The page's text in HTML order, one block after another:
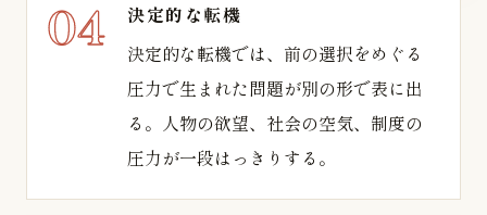
決定的な転機
決定的な転機では、前の選択をめぐる
圧力で生まれた問題が別の形で表に出
る。人物の欲望、社会の空気、制度の
圧力が一段はっきりする。